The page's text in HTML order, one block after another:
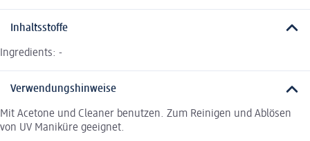
Inhaltsstoffe
Ingredients: -
Verwendungshinweise
Mit Acetone und Cleaner benutzen. Zum Reinigen und Ablösen
von UV Maniküre geeignet.